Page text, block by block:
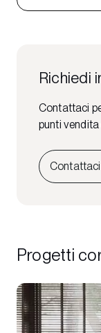
Richiedi
Contattaci
punti
Contattaci
Progetti